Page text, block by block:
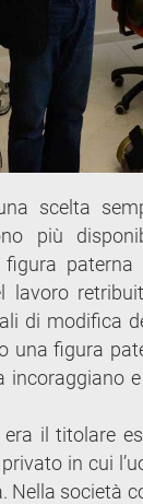
scelta
più
figura
lavoro
di modifica
una figura
era il titolare
in cui
Nella società